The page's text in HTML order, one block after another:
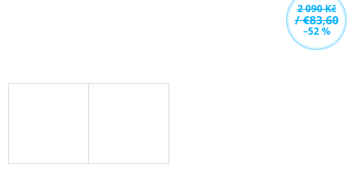
2 090 Kč
/ €83,60
–52 %